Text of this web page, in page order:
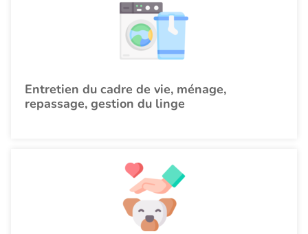
Entretien du cadre de vie, ménage,
repassage, gestion du linge